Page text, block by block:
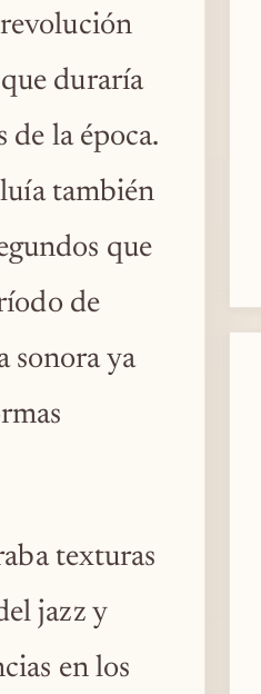
duraría
de la época.
también
que
de
sonora ya
texturas
jazz y
en los